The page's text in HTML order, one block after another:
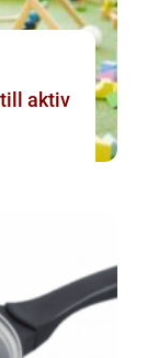
aktiv